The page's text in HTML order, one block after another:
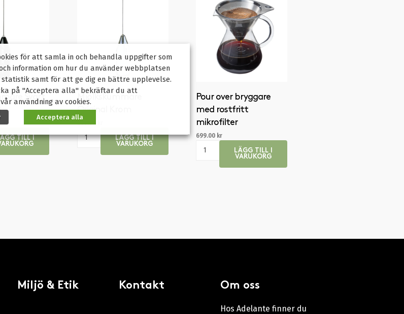
Svart
TILL I
Mjölkskummare
Original Krom
LÄGG TILL I
VARUKORG
Pour over bryggare
med rostfritt
mikrofilter
699.00 kr
LÄGG TILL I
VARUKORG
Miljö & Etik Kontakt Om oss
Hos Adelante finner du
för att samla in och behandla uppgifter som
information om hur du använder webbplatsen
statistik samt för att ge dig en bättre upplevelse.
på "Acceptera alla" bekräftar du att
användning av cookies.
Acceptera alla